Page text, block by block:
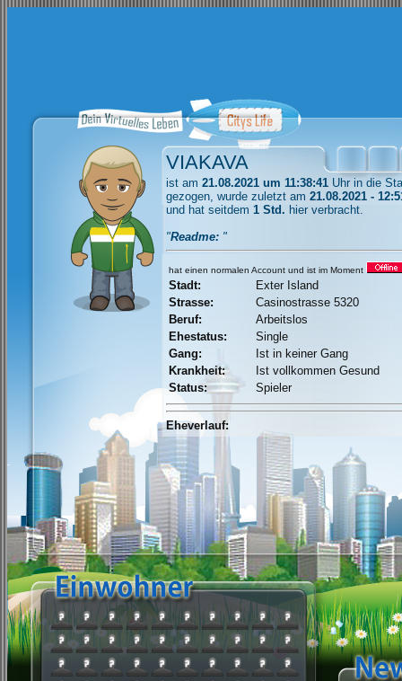
VIAKAVA
ist am 21.08.2021 um 11:38:41 Uhr in die
gezogen, wurde zuletzt am 21.08.2021 -
und hat seitdem 1 Std. hier verbracht.
"Readme: "
hat einen normalen Account und ist im Moment
Stadt:
Exter Island
Strasse:
Casinostrasse 5320
Beruf:
Arbeitslos
Ehestatus:
Single
Gang:
Ist in keiner Gang
Krankheit:
Ist vollkommen Gesund
Status:
Spieler
Eheverlauf: